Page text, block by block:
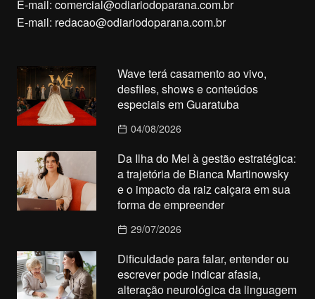
E-mail: comercial@odiariodoparana.com.br
E-mail: redacao@odiariodoparana.com.br
Wave terá casamento ao vivo,
desfiles, shows e conteúdos
especiais em Guaratuba
04/08/2026
Da Ilha do Mel à gestão estratégica:
a trajetória de Bianca Martinowsky
e o impacto da raiz caiçara em sua
forma de empreender
29/07/2026
Dificuldade para falar, entender ou
escrever pode indicar afasia,
alteração neurológica da linguagem